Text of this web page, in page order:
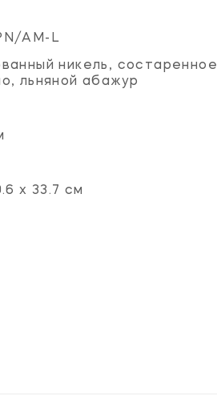
AM-L
никель, состаренное
льняной абажур
х 33.7 см